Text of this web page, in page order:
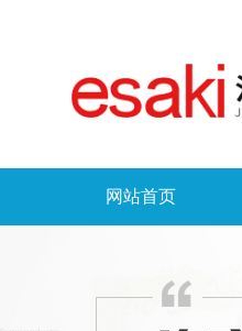
网站首页